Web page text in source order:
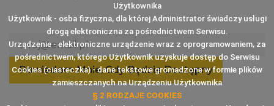
Powiadom Mnie, Gdy Będzie Dostępny
Użytkownika
Użytkownik - osba fizyczna, dla której Administrator świadczy usługi
drogą elektroniczna za pośrednictwem Serwisu.
Urządzenie - elektroniczne urządzenie wraz z oprogramowaniem, za
pośrednictwem, którego Użytkownik uzyskuje dostęp do Serwisu
Cookies (ciasteczka) - dane tekstowe gromadzone w formie plików
zamieszczanych na Urządzeniu Użytkownika
§ 2 RODZAJE COOKIES